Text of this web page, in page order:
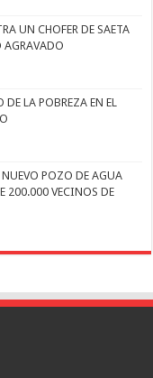
UN CHOFER DE SAETA
LA POBREZA EN EL
POZO DE AGUA
200.000 VECINOS DE